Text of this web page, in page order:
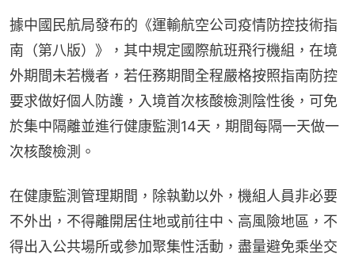
據中國民航局發布的《運輸航空公司疫情防控技術指
南（第八版）》，其中規定國際航班飛行機組，在境
外期間未若機者，若任務期間全程嚴格按照指南防控
要求做好個人防護，入境首次核酸檢測陰性後，可免
於集中隔離並進行健康監測14天，期間每隔一天做一
次核酸檢測。
在健康監測管理期間，除執勤以外，機組人員非必要
不外出，不得離開居住地或前往中、高風險地區，不
得出入公共場所或參加聚集性活動，盡量避免乘坐交